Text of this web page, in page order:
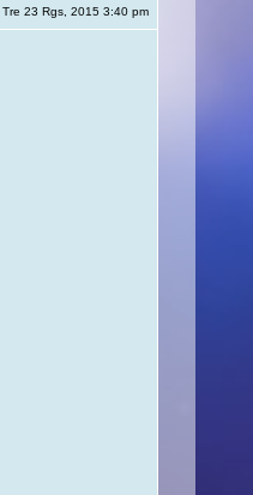
Tre 23 Rgs, 2015 3:40 pm